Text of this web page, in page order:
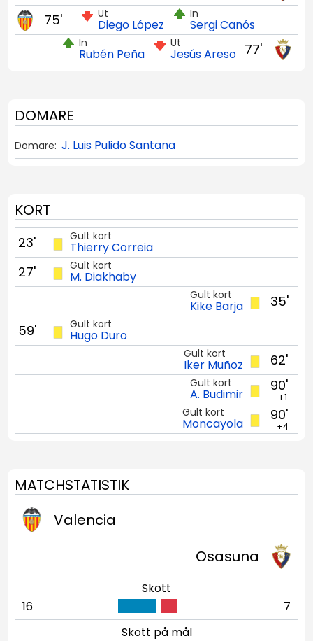
Ut
Diego López
In
Sergi Canós
75'
77'
Ut
Jesús Areso
In
Rubén Peña
DOMARE
Domare: J. Luis Pulido Santana
KORT
Gult kort
Thierry Correia
23'
Gult kort
M. Diakhaby
27'
35'
Gult kort
Kike Barja
Gult kort
Hugo Duro
59'
62'
Gult kort
Iker Muñoz
90'
+1
Gult kort
A. Budimir
90'
+4
Gult kort
Moncayola
MATCHSTATISTIK
Valencia
Osasuna
Skott
16
7
Skott på mål